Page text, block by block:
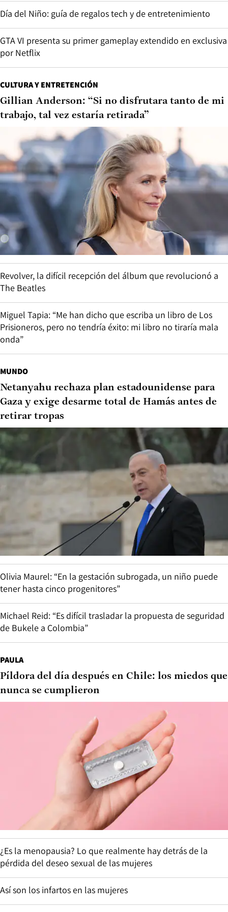
Día del Niño: guía de regalos tech y de entretenimiento
GTA VI presenta su primer gameplay extendido en exclusiva
por Netflix
CULTURA Y ENTRETENCIÓN
Gillian Anderson: “Si no disfrutara tanto de mi
trabajo, tal vez estaría retirada”
Revolver, la difícil recepción del álbum que revolucionó a
The Beatles
Miguel Tapia: “Me han dicho que escriba un libro de Los
Prisioneros, pero no tendría éxito: mi libro no tiraría mala
onda”
MUNDO
Netanyahu rechaza plan estadounidense para
Gaza y exige desarme total de Hamás antes de
retirar tropas
Olivia Maurel: “En la gestación subrogada, un niño puede
tener hasta cinco progenitores”
Michael Reid: “Es difícil trasladar la propuesta de seguridad
de Bukele a Colombia”
PAULA
Píldora del día después en Chile: los miedos que
nunca se cumplieron
¿Es la menopausia? Lo que realmente hay detrás de la
pérdida del deseo sexual de las mujeres
Así son los infartos en las mujeres